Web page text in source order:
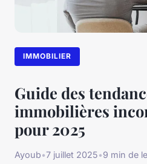
IMMOBILIER
Guide des
immobilières
pour 2025
Ayoub•7 juillet 2025•9 min de